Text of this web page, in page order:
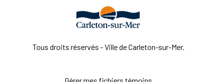
Tous droits réservés - Ville de Carleton-sur-Mer.